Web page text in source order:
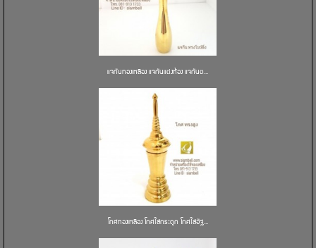
แจกันทองเหลือง แจกันแต่งห้อง แจกันต...
โกศทองเหลือง โกศใส่กระดูก โกศใส่อัฐ...